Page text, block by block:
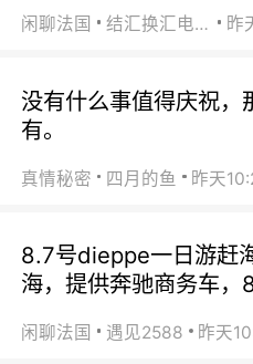
闲聊法国 结汇换汇电汇 昨
没有什么事值得庆祝，
有。
真情秘密 四月的鱼 昨天
8.7号dieppe一日游赶
海，提供奔驰商务车，
闲聊法国 遇见2588 昨天